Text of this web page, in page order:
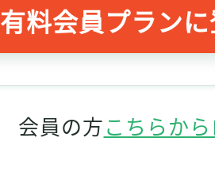
有料会員プラン
会員の方こちらか